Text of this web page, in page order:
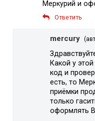
Меркурий и
Ответить
mercury
Какой у
код и
есть, то
приёмки
только
оформлять